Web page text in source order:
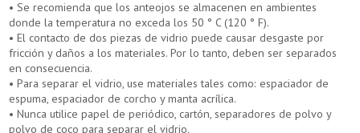
• Se recomienda que los anteojos se almacenen en ambientes
donde la temperatura no exceda los 50 ° C (120 ° F).
• El contacto de dos piezas de vidrio puede causar desgaste por
fricción y daños a los materiales. Por lo tanto, deben ser separados
en consecuencia.
• Para separar el vidrio, use materiales tales como: espaciador de
espuma, espaciador de corcho y manta acrílica.
• Nunca utilice papel de periódico, cartón, separadores de polvo y
polvo de coco para separar el vidrio.